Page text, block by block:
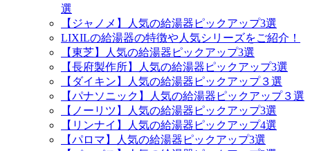
選
【ジャノメ】人気の給湯器ピックアップ3選
LIXILの給湯器の特徴や人気シリーズをご紹介！
【東芝】人気の給湯器ピックアップ3選
【長府製作所】人気の給湯器ピックアップ3選
【ダイキン】人気の給湯器ピックアップ３選
【パナソニック】人気の給湯器ピックアップ３選
【ノーリツ】人気の給湯器ピックアップ3選
【リンナイ】人気の給湯器ピックアップ4選
【パロマ】人気の給湯器ピックアップ3選